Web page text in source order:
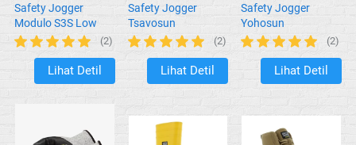
Safety Jogger
Modulo S3S Low
(2)
`Lihat Detil
Safety Jogger
Tsavosun
(2)
`Lihat Detil
Safety Jogger
Yohosun
(2)
`Lihat Detil